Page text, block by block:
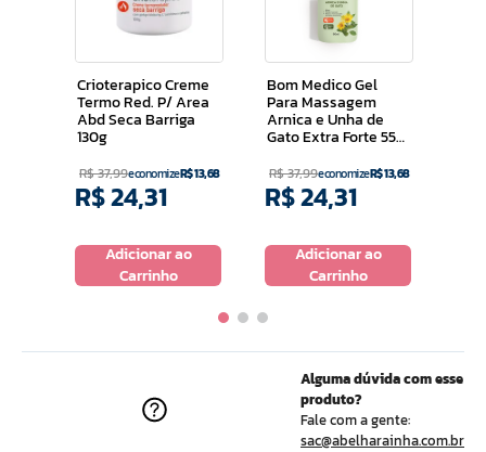
Crioterapico Creme
Termo Red. P/ Area
Abd Seca Barriga
130g
R$37,99economizeR$13,68
R$24,31
Adicionar ao
Carrinho
Bom Medico Gel
Para Massagem
Arnica e Unha de
Gato Extra Forte 55
R$37,99economizeR$13,68
R$24,31
Adicionar ao
Carrinho
Alguma dúvida com esse
produto?
Fale com a gente:
sac@abelharainha.com.br